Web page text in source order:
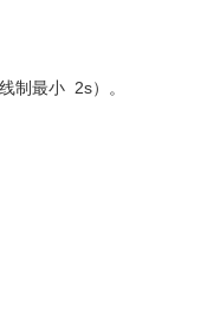
制最小 2s）。